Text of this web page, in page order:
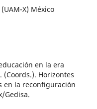
X) México
en la era
(Coords.). Horizontes
en la reconfiguración
Gedisa.